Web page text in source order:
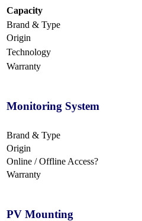
Capacity
Brand & Type
Origin
Technology
Warranty
Monitoring System
Brand & Type
Origin
Online / Offline Access?
Warranty
PV Mounting